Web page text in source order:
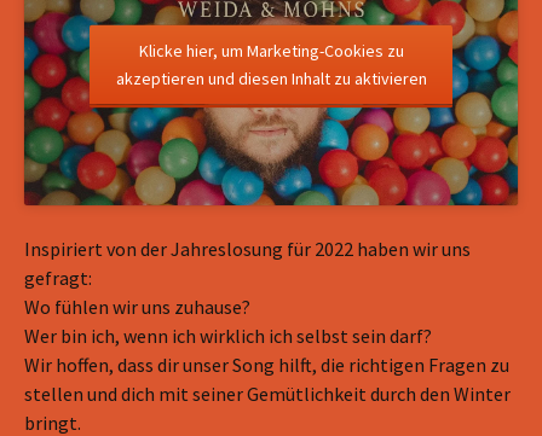
Klicke hier, um Marketing-Cookies zu
akzeptieren und diesen Inhalt zu aktivieren
Inspiriert von der Jahreslosung für 2022 haben wir uns
gefragt:
Wo fühlen wir uns zuhause?
Wer bin ich, wenn ich wirklich ich selbst sein darf?
Wir hoffen, dass dir unser Song hilft, die richtigen Fragen zu
stellen und dich mit seiner Gemütlichkeit durch den Winter
bringt.